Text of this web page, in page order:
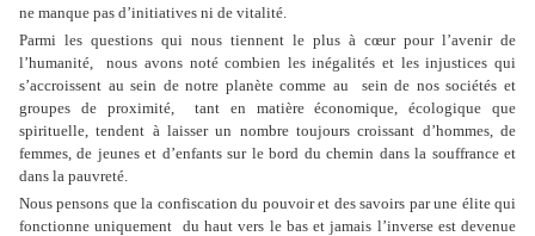
ne manque pas d’initiatives ni de vitalité.
Parmi les questions qui nous tiennent le plus à cœur pour l’avenir de
l’humanité,
nous avons noté combien les inégalités et les injustices qui
s’accroissent au sein de notre planète comme au
sein de nos sociétés et
groupes de proximité,
tant en matière économique, écologique que
spirituelle, tendent à laisser un nombre toujours croissant d’hommes, de
femmes, de jeunes et d’enfants sur le bord du chemin dans la souffrance et
dans la pauvreté.
Nous pensons que la confiscation du pouvoir et des savoirs par une élite qui
fonctionne uniquement du haut vers le bas et jamais l’inverse est devenue